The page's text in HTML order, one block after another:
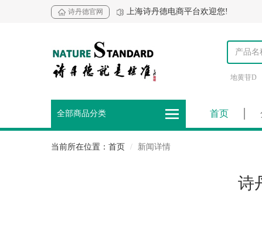
诗丹德官网 上海诗丹德电商平台欢迎您!
地黄苷D
全部商品分类 首页
当前所在位置：首页 新闻详情
诗